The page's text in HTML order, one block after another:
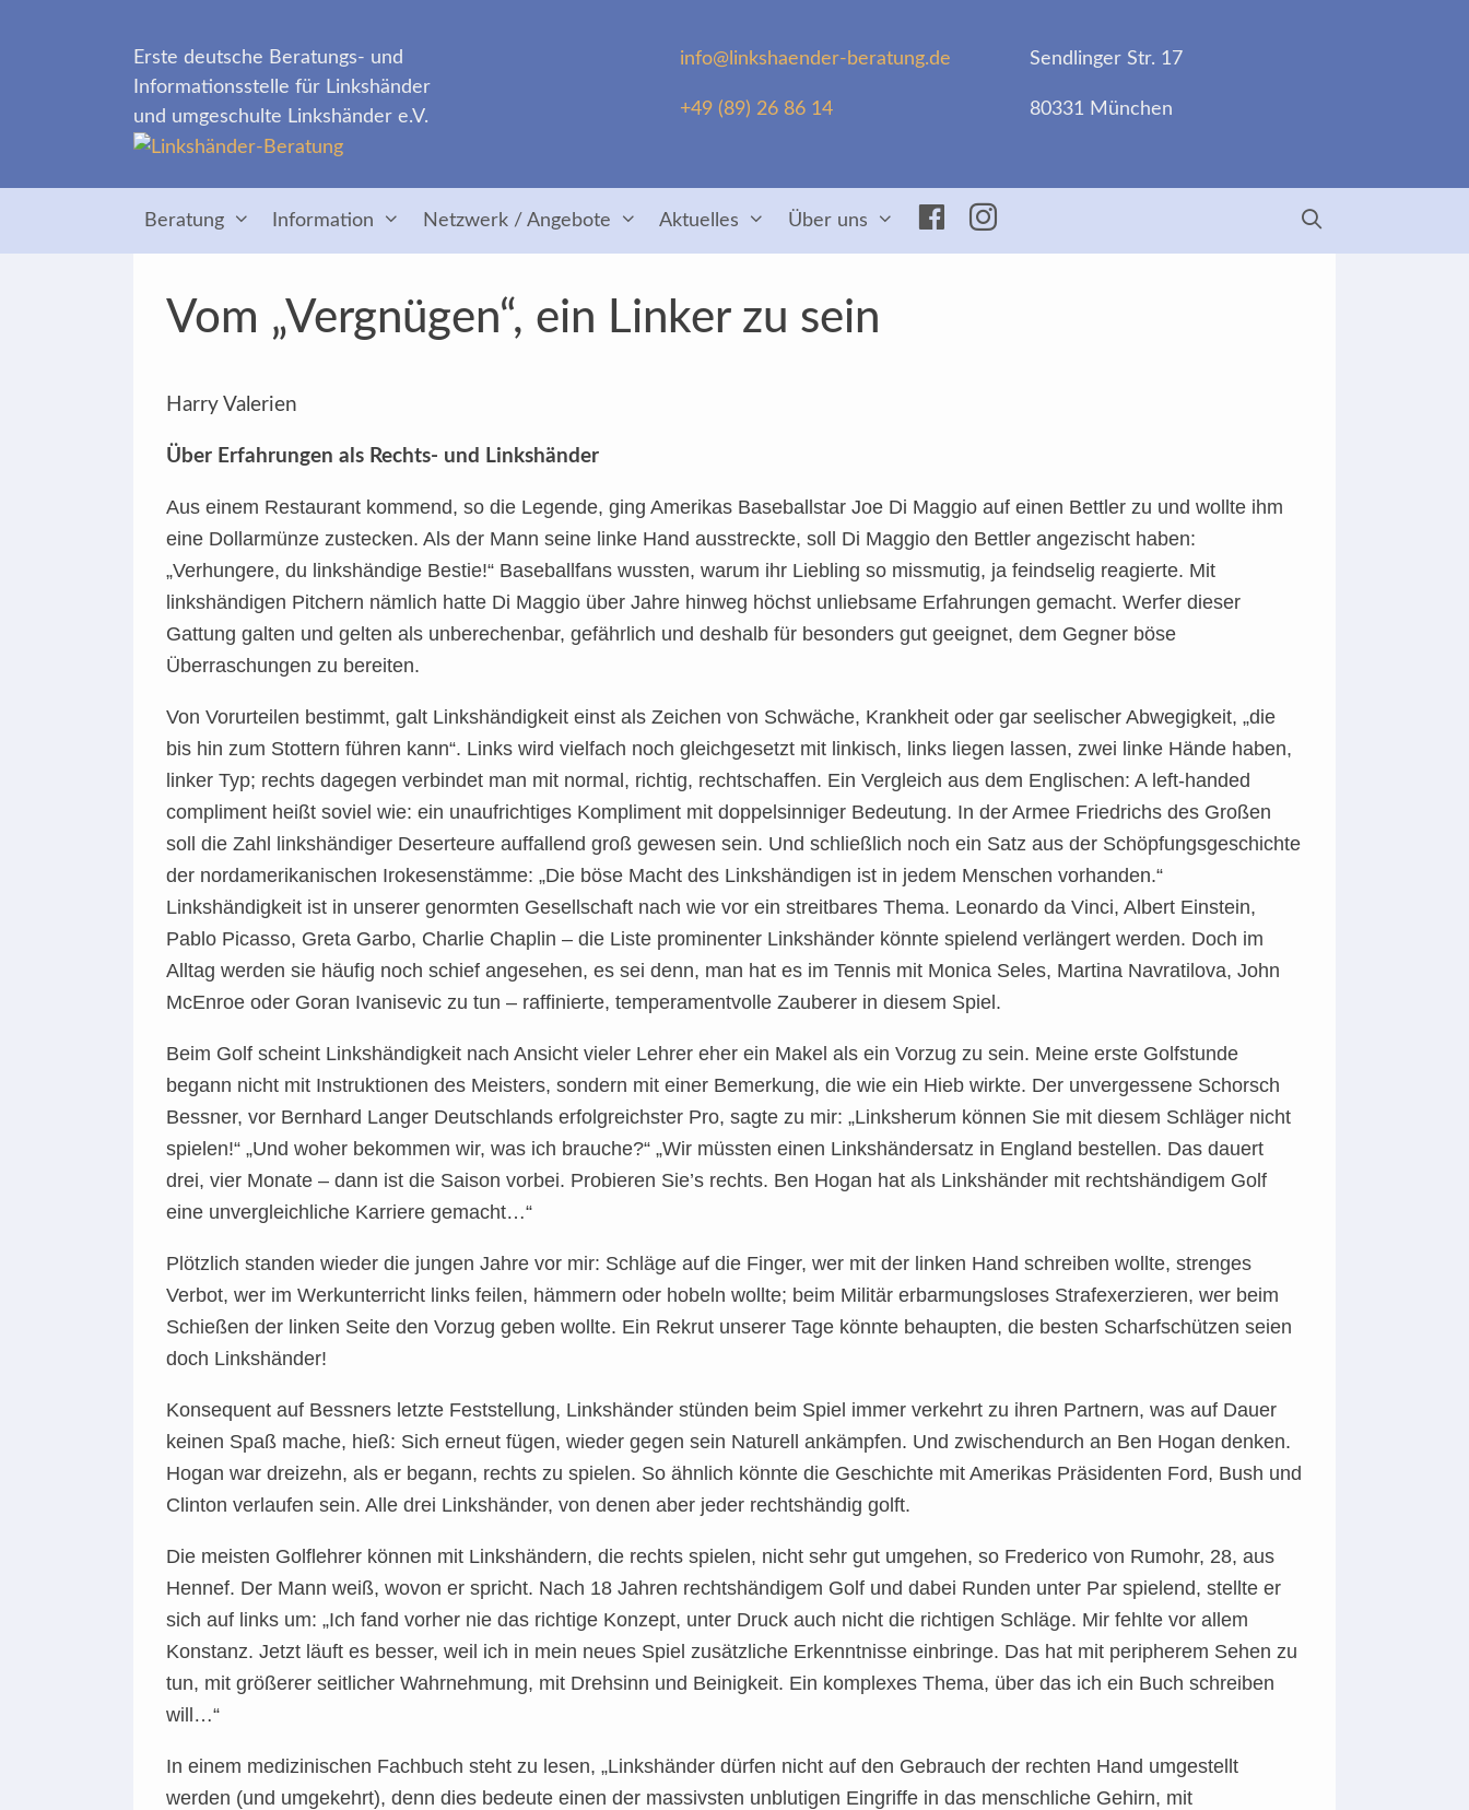
info@linkshaender-beratung.de
+49 (89) 26 86 14
Sendlinger Str. 17
80331 München
Erste deutsche Beratungs- und
Informationsstelle für Linkshänder
und umgeschulte Linkshänder e.V.
Beratung Information Netzwerk / Angebote Aktuelles Über uns Facebook
Insta
Vom „Vergnügen“, ein Linker zu sein
Harry Valerien
Über Erfahrungen als Rechts- und Linkshänder
Aus einem Restaurant kommend, so die Legende, ging Amerikas Baseballstar Joe Di Maggio auf einen Bettler zu und wollte ihm
eine Dollarmünze zustecken. Als der Mann seine linke Hand ausstreckte, soll Di Maggio den Bettler angezischt haben:
„Verhungere, du linkshändige Bestie!“ Baseballfans wussten, warum ihr Liebling so missmutig, ja feindselig reagierte. Mit
linkshändigen Pitchern nämlich hatte Di Maggio über Jahre hinweg höchst unliebsame Erfahrungen gemacht. Werfer dieser
Gattung galten und gelten als unberechenbar, gefährlich und deshalb für besonders gut geeignet, dem Gegner böse
Überraschungen zu bereiten.
Von Vorurteilen bestimmt, galt Linkshändigkeit einst als Zeichen von Schwäche, Krankheit oder gar seelischer Abwegigkeit, „die
bis hin zum Stottern führen kann“. Links wird vielfach noch gleichgesetzt mit linkisch, links liegen lassen, zwei linke Hände haben,
linker Typ; rechts dagegen verbindet man mit normal, richtig, rechtschaffen. Ein Vergleich aus dem Englischen: A left-handed
compliment heißt soviel wie: ein unaufrichtiges Kompliment mit doppelsinniger Bedeutung. In der Armee Friedrichs des Großen
soll die Zahl linkshändiger Deserteure auffallend groß gewesen sein. Und schließlich noch ein Satz aus der Schöpfungsgeschichte
der nordamerikanischen Irokesenstämme: „Die böse Macht des Linkshändigen ist in jedem Menschen vorhanden.“
Linkshändigkeit ist in unserer genormten Gesellschaft nach wie vor ein streitbares Thema. Leonardo da Vinci, Albert Einstein,
Pablo Picasso, Greta Garbo, Charlie Chaplin – die Liste prominenter Linkshänder könnte spielend verlängert werden. Doch im
Alltag werden sie häufig noch schief angesehen, es sei denn, man hat es im Tennis mit Monica Seles, Martina Navratilova, John
McEnroe oder Goran Ivanisevic zu tun – raffinierte, temperamentvolle Zauberer in diesem Spiel.
Beim Golf scheint Linkshändigkeit nach Ansicht vieler Lehrer eher ein Makel als ein Vorzug zu sein. Meine erste Golfstunde
begann nicht mit Instruktionen des Meisters, sondern mit einer Bemerkung, die wie ein Hieb wirkte. Der unvergessene Schorsch
Bessner, vor Bernhard Langer Deutschlands erfolgreichster Pro, sagte zu mir: „Linksherum können Sie mit diesem Schläger nicht
spielen!“ „Und woher bekommen wir, was ich brauche?“ „Wir müssten einen Linkshändersatz in England bestellen. Das dauert
drei, vier Monate – dann ist die Saison vorbei. Probieren Sie’s rechts. Ben Hogan hat als Linkshänder mit rechtshändigem Golf
eine unvergleichliche Karriere gemacht…“
Plötzlich standen wieder die jungen Jahre vor mir: Schläge auf die Finger, wer mit der linken Hand schreiben wollte, strenges
Verbot, wer im Werkunterricht links feilen, hämmern oder hobeln wollte; beim Militär erbarmungsloses Strafexerzieren, wer beim
Schießen der linken Seite den Vorzug geben wollte. Ein Rekrut unserer Tage könnte behaupten, die besten Scharfschützen seien
doch Linkshänder!
Konsequent auf Bessners letzte Feststellung, Linkshänder stünden beim Spiel immer verkehrt zu ihren Partnern, was auf Dauer
keinen Spaß mache, hieß: Sich erneut fügen, wieder gegen sein Naturell ankämpfen. Und zwischendurch an Ben Hogan denken.
Hogan war dreizehn, als er begann, rechts zu spielen. So ähnlich könnte die Geschichte mit Amerikas Präsidenten Ford, Bush und
Clinton verlaufen sein. Alle drei Linkshänder, von denen aber jeder rechtshändig golft.
Die meisten Golflehrer können mit Linkshändern, die rechts spielen, nicht sehr gut umgehen, so Frederico von Rumohr, 28, aus
Hennef. Der Mann weiß, wovon er spricht. Nach 18 Jahren rechtshändigem Golf und dabei Runden unter Par spielend, stellte er
sich auf links um: „Ich fand vorher nie das richtige Konzept, unter Druck auch nicht die richtigen Schläge. Mir fehlte vor allem
Konstanz. Jetzt läuft es besser, weil ich in mein neues Spiel zusätzliche Erkenntnisse einbringe. Das hat mit peripherem Sehen zu
tun, mit größerer seitlicher Wahrnehmung, mit Drehsinn und Beinigkeit. Ein komplexes Thema, über das ich ein Buch schreiben
will…“
In einem medizinischen Fachbuch steht zu lesen, „Linkshänder dürfen nicht auf den Gebrauch der rechten Hand umgestellt
werden (und umgekehrt), denn dies bedeute einen der massivsten unblutigen Eingriffe in das menschliche Gehirn, mit